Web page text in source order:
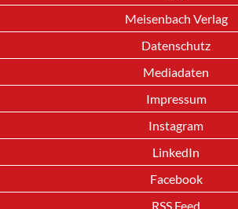
Meisenbach Verlag
Datenschutz
Mediadaten
Impressum
Instagram
LinkedIn
Facebook
RSS Feed